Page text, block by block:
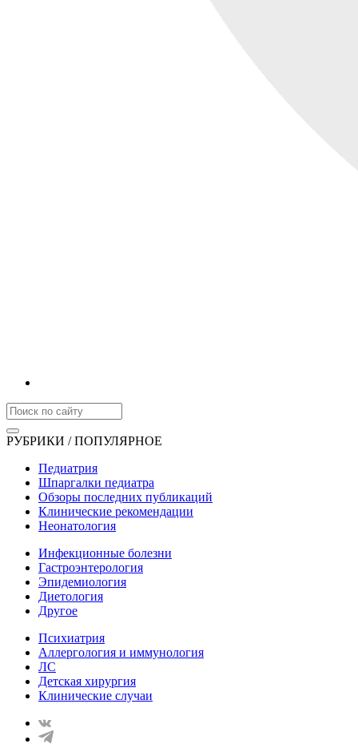
РУБРИКИ / ПОПУЛЯРНОЕ
Педиатрия
Шпаргалки педиатра
Обзоры последних публикаций
Клинические рекомендации
Неонатология
Инфекционные болезни
Гастроэнтерология
Эпидемиология
Диетология
Другое
Психиатрия
Аллергология и иммунология
ЛС
Детская хирургия
Клинические случаи